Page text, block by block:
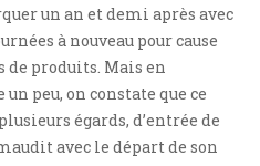
un an et demi après avec
à nouveau pour cause
produits. Mais en
peu, on constate que ce
égards, d’entrée de
avec le départ de son